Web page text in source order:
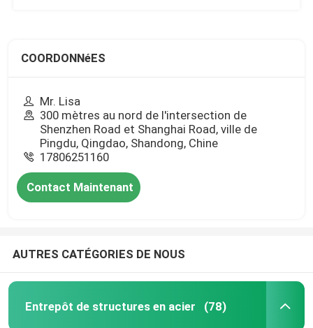
COORDONNéES
Mr. Lisa
300 mètres au nord de l'intersection de
Shenzhen Road et Shanghai Road, ville de
Pingdu, Qingdao, Shandong, Chine
17806251160
Contact Maintenant
AUTRES CATÉGORIES DE NOUS
Entrepôt de structures en acier (78)